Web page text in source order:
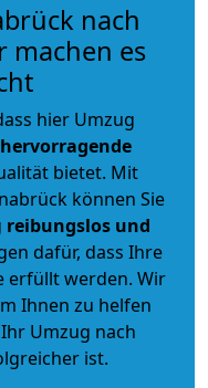
nach
machen es
hier Umzug
hervorragende
bietet. Mit
können Sie
reibungslos und
dafür, dass Ihre
erfüllt werden. Wir
Ihnen zu helfen
Umzug nach
ist.